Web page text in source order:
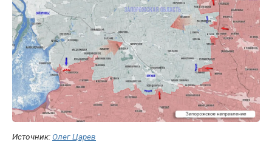
Источник: Олег Царев